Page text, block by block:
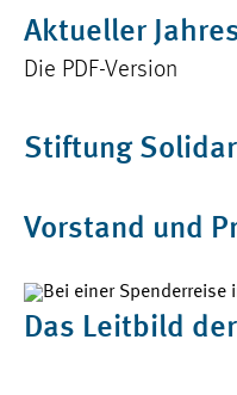
Aktueller
Die PDF-Version
Stiftung
Vorstand und
Das Leitbild